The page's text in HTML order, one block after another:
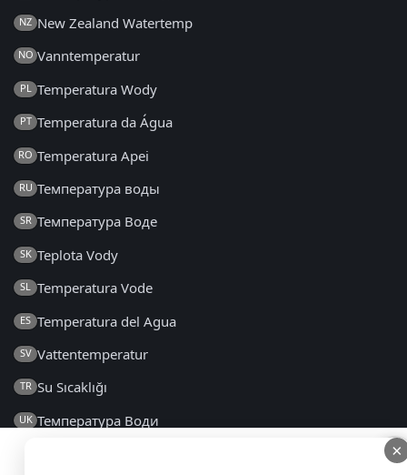
×
NZ New Zealand Watertemp
NO Vanntemperatur
PL Temperatura Wody
PT Temperatura da Água
RO Temperatura Apei
RU Температура воды
SR Температура Воде
SK Teplota Vody
SL Temperatura Vode
ES Temperatura del Agua
SV Vattentemperatur
TR Su Sıcaklığı
UK Температура Води
×